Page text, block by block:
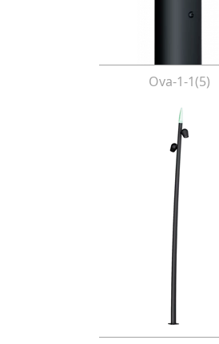
Ova-1-1(5)